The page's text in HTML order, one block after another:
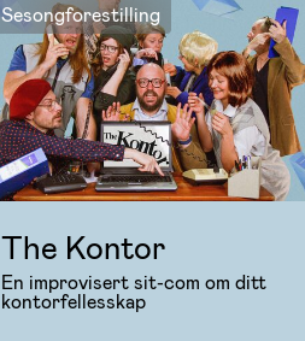
Sesongforestilling
The Kontor
En improvisert sit-com om ditt
kontorfellesskap